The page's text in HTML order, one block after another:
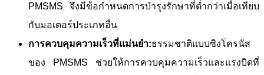
PMSMS จึงมีข้อกำหนดการบำรุงรักษาที่ต่ำกว่าเมื่อเทียบ
กับมอเตอร์ประเภทอื่น
การควบคุมความเร็วที่แม่นยำ:ธรรมชาติแบบซิงโครนัส
ของ PMSMS ช่วยให้การควบคุมความเร็วและแรงบิดที่